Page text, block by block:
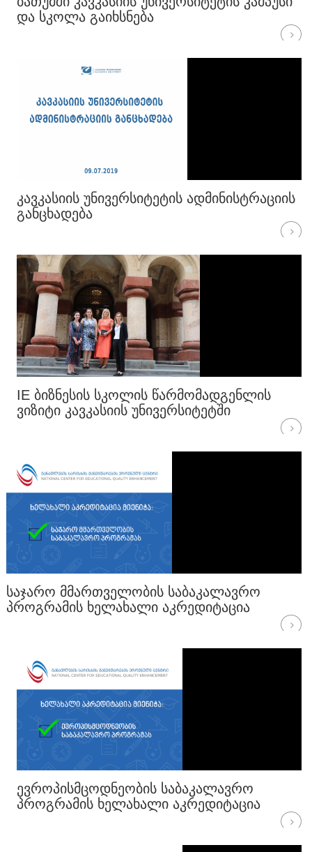
ᲓᲐ ᲡᲙᲝᲚᲐ ᲒᲐᲘᲮᲡᲜᲔᲑᲐ
ᲙᲐᲕᲙᲐᲡᲘᲘᲡ ᲣᲜᲘᲕᲔᲠᲡᲘᲢᲔᲢᲘᲡ ᲐᲓᲛᲘᲜᲘᲡᲢᲠᲐᲪᲘᲘᲡ
ᲒᲐᲜᲪᲮᲐᲓᲔᲑᲐ
IE ᲑᲘᲖᲜᲔᲡᲘᲡ ᲡᲙᲝᲚᲘᲡ ᲬᲐᲠᲛᲝᲛᲐᲓᲒᲔᲜᲚᲘᲡ
ᲕᲘᲖᲘᲢᲘ ᲙᲐᲕᲙᲐᲡᲘᲘᲡ ᲣᲜᲘᲕᲔᲠᲡᲘᲢᲔᲢᲨᲘ
ᲡᲐᲯᲐᲠᲝ ᲛᲛᲐᲠᲗᲕᲔᲚᲝᲑᲘᲡ ᲡᲐᲑᲐᲙᲐᲚᲐᲕᲠᲝ
ᲞᲠᲝᲒᲠᲐᲛᲘᲡ ᲮᲔᲚᲐᲮᲐᲚᲘ ᲐᲙᲠᲔᲓᲘᲢᲐᲪᲘᲐ
ᲔᲕᲠᲝᲞᲘᲡᲛᲪᲝᲓᲜᲔᲝᲑᲘᲡ ᲡᲐᲑᲐᲙᲐᲚᲐᲕᲠᲝ
ᲞᲠᲝᲒᲠᲐᲛᲘᲡ ᲮᲔᲚᲐᲮᲐᲚᲘ ᲐᲙᲠᲔᲓᲘᲢᲐᲪᲘᲐ